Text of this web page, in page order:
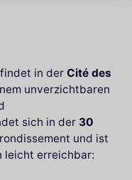
in der Cité des
unverzichtbaren
sich in der 30
und ist
leicht erreichbar: